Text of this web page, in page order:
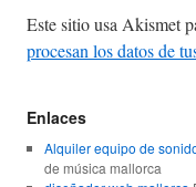
Este sitio usa Akismet
procesan los datos de
Enlaces
Alquiler equipo de
de música mallorca